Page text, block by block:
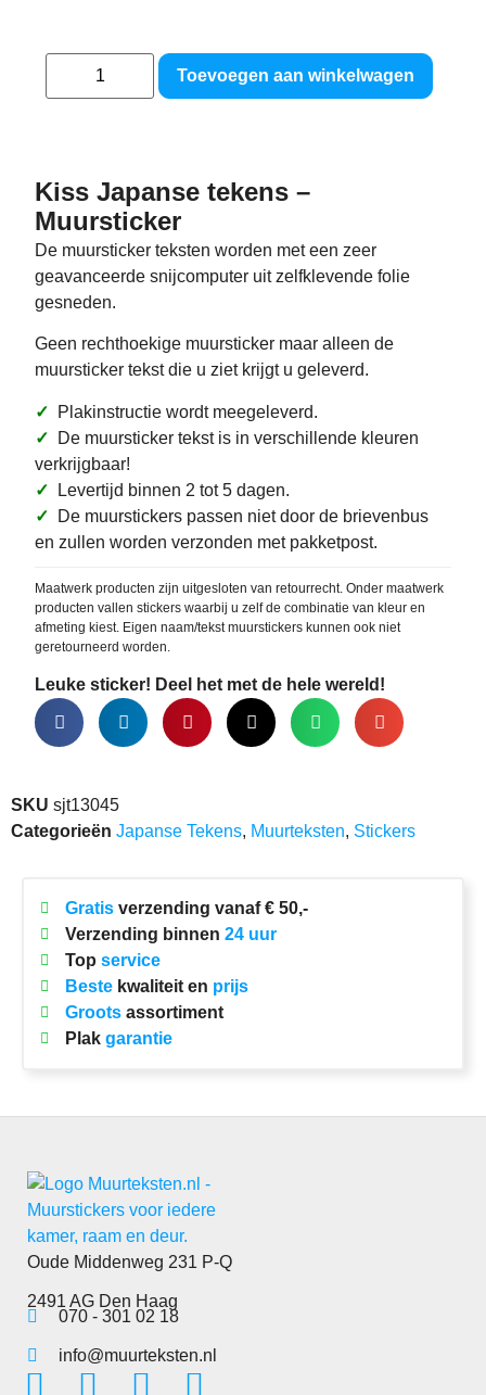
Toevoegen aan winkelwagen
Kiss Japanse tekens –
Muursticker
De muursticker teksten worden met een zeer
geavanceerde snijcomputer uit zelfklevende folie
gesneden.
Geen rechthoekige muursticker maar alleen de
muursticker tekst die u ziet krijgt u geleverd.
✓ Plakinstructie wordt meegeleverd.
✓ De muursticker tekst is in verschillende kleuren
verkrijgbaar!
✓ Levertijd binnen 2 tot 5 dagen.
✓ De muurstickers passen niet door de brievenbus
en zullen worden verzonden met pakketpost.
Maatwerk producten zijn uitgesloten van retourrecht. Onder maatwerk
producten vallen stickers waarbij u zelf de combinatie van kleur en
afmeting kiest. Eigen naam/tekst muurstickers kunnen ook niet
geretourneerd worden.
Leuke sticker! Deel het met de hele wereld!
SKU sjt13045
Categorieën Japanse Tekens, Muurteksten, Stickers
Gratisverzending vanaf € 50,-
Verzending binnen 24 uur
Top service
Bestekwaliteit en prijs
Grootsassortiment
Plak garantie
Oude Middenweg 231 P-Q
2491 AG Den Haag
070 - 301 02 18
info@muurteksten.nl